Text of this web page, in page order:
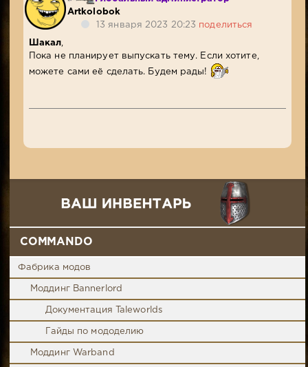
Artkolobok
13 января 2023 20:23 поделиться
Шакал,
Пока не планирует выпускать тему. Если хотите,
можете сами её сделать. Будем рады!
COMMANDO
Фабрика модов
Моддинг Bannerlord
Документация Taleworlds
Гайды по мододелию
Моддинг Warband